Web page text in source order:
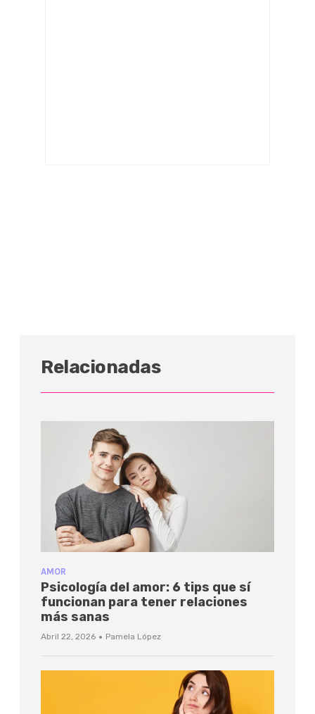
Relacionadas
AMOR
Psicología del amor: 6 tips que sí
funcionan para tener relaciones
más sanas
Abril 22, 2026 · Pamela López